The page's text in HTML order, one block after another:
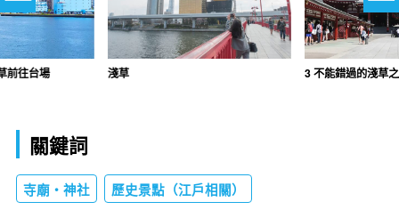
前往台場 淺草 3 不能錯過的淺草
關鍵詞
寺廟・神社 歷史景點（江戶相關）